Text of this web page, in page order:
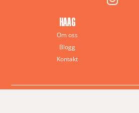
HAAG
Om oss
Blogg
Kontakt